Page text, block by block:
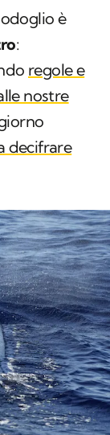
è
:
regole e
nostre
decifrare